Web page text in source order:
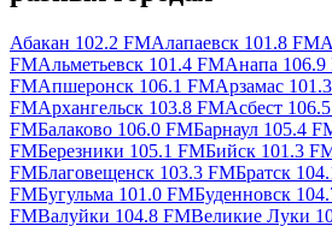
Абакан 102.2 FMАлапаевск 101.8 FM
FMАльметьевск 101.4 FMАнапа 106.9
FMАпшеронск 106.1 FMАрзамас
FMАрхангельск 103.8 FMАсбест
FMБалаково 106.0 FMБарнаул 105.4
FMБерезники 105.1 FMБийск 101.3
FMБлаговещенск 103.3 FMБратск
FMБугульма 101.0 FMБуденновск
FMВалуйки 104.8 FMВеликие Луки